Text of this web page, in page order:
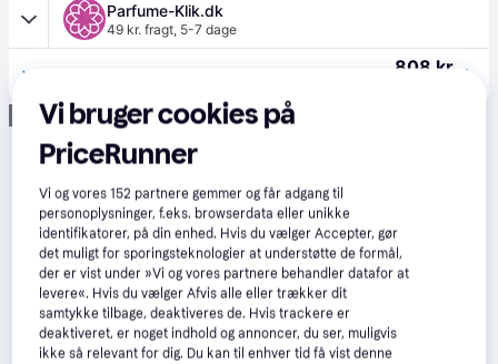
Parfume-Klik.dk
49 kr. fragt, 5-7 dage
808 kr.
Annonce
Vi bruger cookies på
PriceRunner
Vi og vores152 partnere gemmer og får adgang til
personoplysninger, f.eks. browserdata eller unikke
identifikatorer, på din enhed. Hvis du vælger Accepter, gør
det muligt for sporingsteknologier at understøtte de formål,
der er vist under »Vi og vores partnere behandler datafor at
levere«. Hvis du vælger Afvis alle eller trækker dit
samtykke tilbage, deaktiveres de. Hvis trackere er
deaktiveret, er noget indhold og annoncer, du ser, muligvis
ikke så relevant for dig. Du kan til enhver tid få vist denne